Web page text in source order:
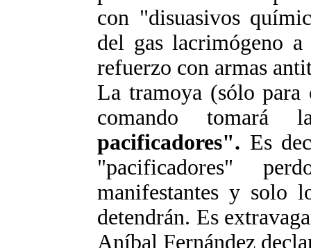
con "disuasivos
del gas lacrimógeno
refuerzo con armas
La tramoya (sólo para
comando tomará
pacificadores". Es
"pacificadores"
manifestantes y solo
detendrán. Es
Aníbal Fernández